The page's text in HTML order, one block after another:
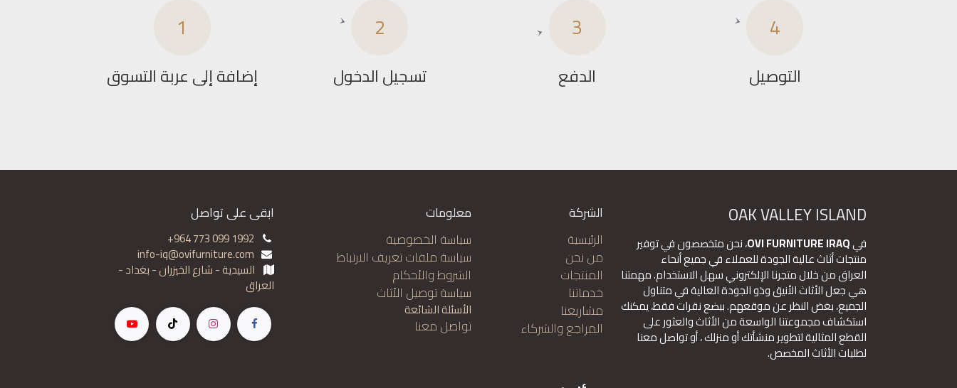
4
التوصيل
3
الدفع
2
تسجيل الدخول
1
إضافة إلى عربة التسوق
OAK VALLEY ISLAND
فيOVI FURNITURE IRAQ، نحن متخصصون في توفير
منتجات أثاث عالية الجودة للعملاء في جميع أنحاء
العراق من خلال متجرنا الإلكتروني سهل الاستخدام. مهمتنا
هي جعل الأثاث الأنيق وذو الجودة العالية في متناول
الجميع، بغض النظر عن موقعهم. ببضع نقرات فقط، يمكنك
استكشاف مجموعتنا الواسعة من الأثاث والعثور على
القطع المثالية لتطوير منشأتك أو منزلك ، أو تواصل معنا
لطلبات الأثاث المخصص.
ابقى على تواصل
+964 773 099 1992
info-iq@ovifurniture.com
السيدية - شارع الخيزران - بغداد -
العراق
الشركة
الرئيسية
من نحن
المنتجات
خدماتنا
مشاريعنا
المراجع والشركاء
معلومات
سياسة الخصوصية
سياسة ملفات تعريف الارتباط
الشروط والأحكام
سياسة توصيل الأثاث
الأسئلة الشائعة
تواصل معنا